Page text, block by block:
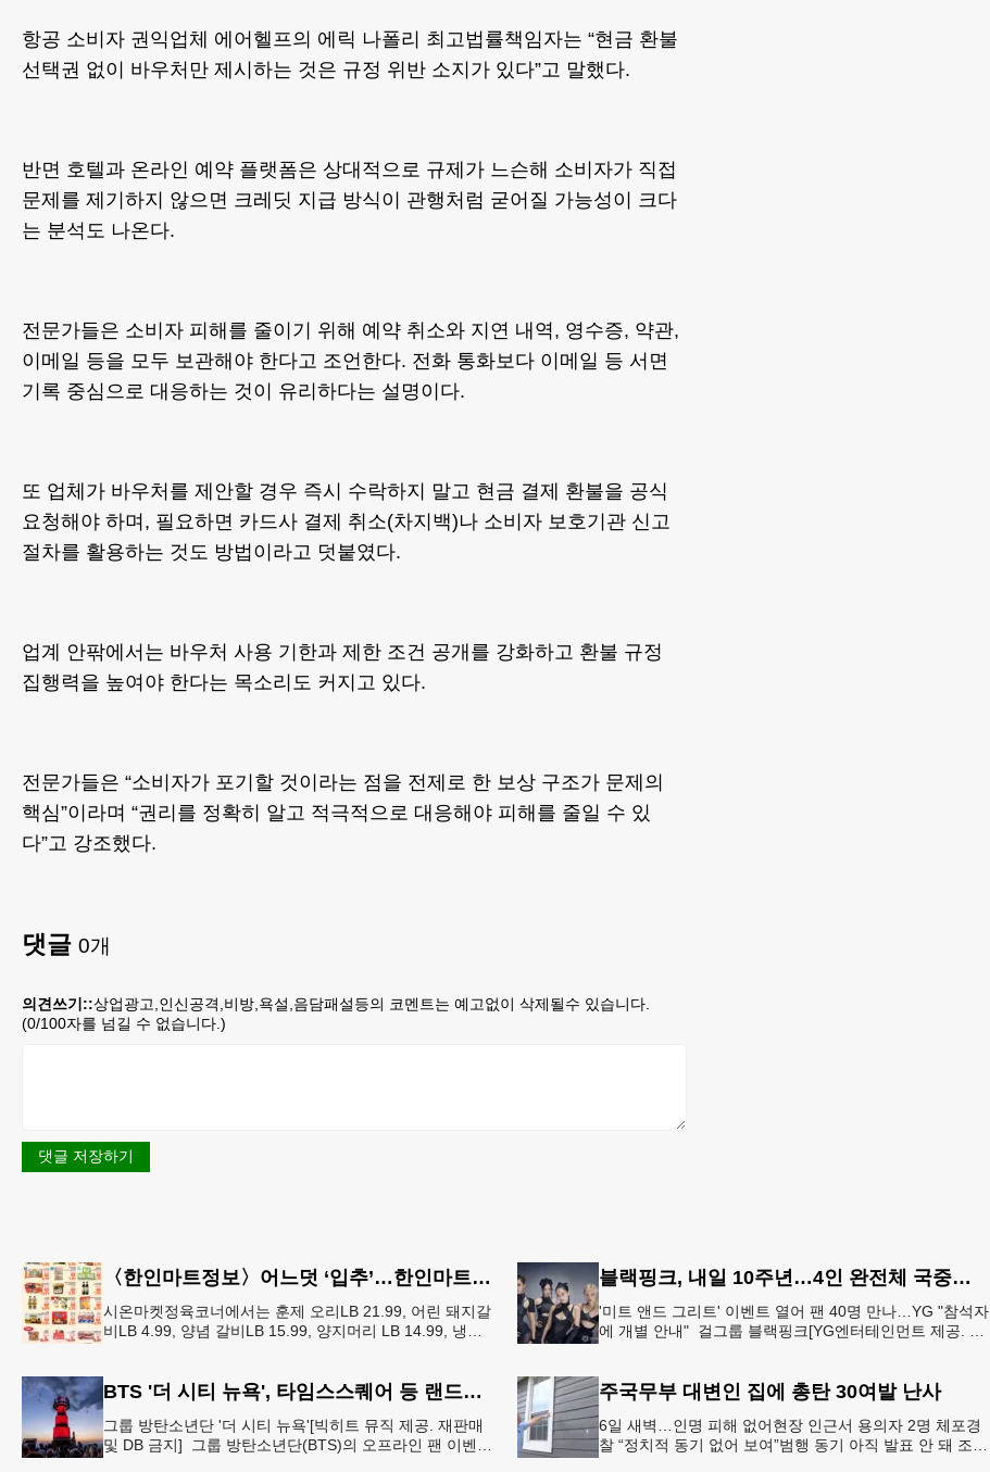
항공 소비자 권익업체 에어헬프의 에릭 나폴리 최고법률책임자는 “현금 환불
선택권 없이 바우처만 제시하는 것은 규정 위반 소지가 있다”고 말했다.
반면 호텔과 온라인 예약 플랫폼은 상대적으로 규제가 느슨해 소비자가 직접
문제를 제기하지 않으면 크레딧 지급 방식이 관행처럼 굳어질 가능성이 크다
는 분석도 나온다.
전문가들은 소비자 피해를 줄이기 위해 예약 취소와 지연 내역, 영수증, 약관,
이메일 등을 모두 보관해야 한다고 조언한다. 전화 통화보다 이메일 등 서면
기록 중심으로 대응하는 것이 유리하다는 설명이다.
또 업체가 바우처를 제안할 경우 즉시 수락하지 말고 현금 결제 환불을 공식
요청해야 하며, 필요하면 카드사 결제 취소(차지백)나 소비자 보호기관 신고
절차를 활용하는 것도 방법이라고 덧붙였다.
업계 안팎에서는 바우처 사용 기한과 제한 조건 공개를 강화하고 환불 규정
집행력을 높여야 한다는 목소리도 커지고 있다.
전문가들은 “소비자가 포기할 것이라는 점을 전제로 한 보상 구조가 문제의
핵심”이라며 “권리를 정확히 알고 적극적으로 대응해야 피해를 줄일 수 있
다”고 강조했다.
댓글 0개
의견쓰기::상업광고,인신공격,비방,욕설,음담패설등의 코멘트는 예고없이 삭제될수 있습니다.
(0/100자를 넘길 수 없습니다.)
댓글 저장하기
〈한인마트정보〉어느덧 ‘입추’…한인마트 먹거리로 가족 입맛 챙기기
시온마켓정육코너에서는 훈제 오리LB 21.99, 어린 돼지갈
비LB 4.99, 양념 갈비LB 15.99, 양지머리 LB 14.99, 냉장
블랙핑크, 내일 10주년…4인 완전체 국중박서 팬 행사
'미트 앤드 그리트' 이벤트 열어 팬 40명 만나…YG "참석자
에 개별 안내" 걸그룹 블랙핑크[YG엔터테인먼트 제공. 재
BTS '더 시티 뉴욕', 타임스스퀘어 등 랜드마크 빛냈다
그룹 방탄소년단 '더 시티 뉴욕'[빅히트 뮤직 제공. 재판매
및 DB 금지] 그룹 방탄소년단(BTS)의 오프라인 팬 이벤트
주국무부 대변인 집에 총탄 30여발 난사
6일 새벽…인명 피해 없어현장 인근서 용의자 2명 체포경
찰 “정치적 동기 없어 보여”범행 동기 아직 발표 안 돼 조지